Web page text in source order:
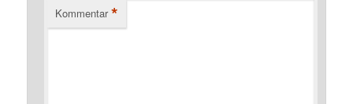
Kommentar *